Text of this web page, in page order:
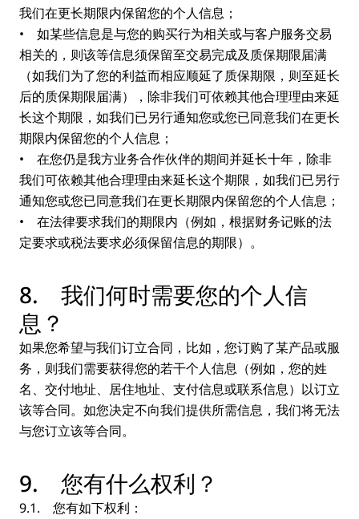
我们在更长期限内保留您的个人信息；
• 如某些信息是与您的购买行为相关或与客户服务交易
相关的，则该等信息须保留至交易完成及质保期限届满
（如我们为了您的利益而相应顺延了质保期限，则至延长
后的质保期限届满），除非我们可依赖其他合理理由来延
长这个期限，如我们已另行通知您或您已同意我们在更长
期限内保留您的个人信息；
• 在您仍是我方业务合作伙伴的期间并延长十年，除非
我们可依赖其他合理理由来延长这个期限，如我们已另行
通知您或您已同意我们在更长期限内保留您的个人信息；
• 在法律要求我们的期限内（例如，根据财务记账的法
定要求或税法要求必须保留信息的期限）。
8. 我们何时需要您的个人信
息？
如果您希望与我们订立合同，比如，您订购了某产品或服
务，则我们需要获得您的若干个人信息（例如，您的姓
名、交付地址、居住地址、支付信息或联系信息）以订立
该等合同。如您决定不向我们提供所需信息，我们将无法
与您订立该等合同。
9. 您有什么权利？
9.1. 您有如下权利：